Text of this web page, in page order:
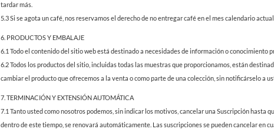
tardar más.
5.3 Si se agota un café, nos reservamos el derecho de no entregar café en el mes calendario
6. PRODUCTOS Y EMBALAJE
6.1 Todo el contenido del sitio web está destinado a necesidades de información o conocimiento
6.2 Todos los productos del sitio, incluidas todas las muestras que proporcionamos, están
cambiar el producto que ofrecemos a la venta o como parte de una colección, sin notificárselo a
7. TERMINACIÓN Y EXTENSIÓN AUTOMÁTICA
7.1 Tanto usted como nosotros podemos, sin indicar los motivos, cancelar una Suscripción
dentro de este tiempo, se renovará automáticamente. Las suscripciones se pueden cancelar en